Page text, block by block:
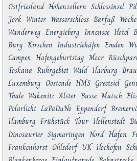
Ostfriesland Hohenzollern Schlossinsel
Jork Winter Wasserschloss Barfuß
Wanderweg Energieberg Innensee Hotel
Burg Kirschen Industriehäfen Emden
Campen Hafengeburtstag Moor
Toskana Ruhrgebiet Wald Harburg
Luxemburg Oostende HMS Greetsiel
Thale Wakenitz Alster Busse Matsch
Polarlicht LaPaDuNo Eppendorf
Hamburg Frühstück Tour Hollenstedt
Dinosaurier Sigmaringen Nord Hafen
Frankenhorst Ohlsdorf UK Hochofen